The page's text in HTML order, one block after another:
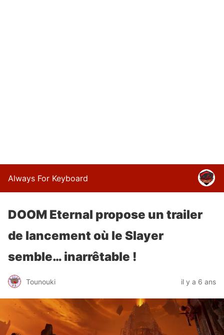
Always For Keyboard
DOOM Eternal propose un trailer
de lancement où le Slayer
semble… inarrêtable !
Tounouki il y a 6 ans